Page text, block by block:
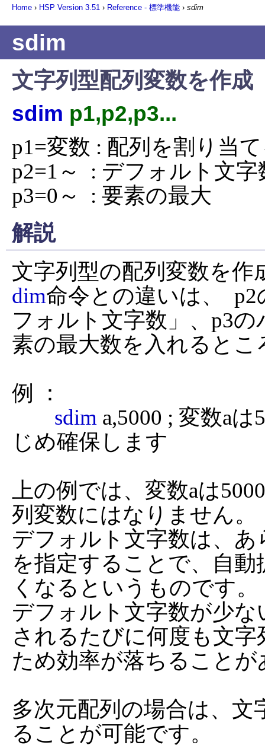
Home › HSP Version 3.51 › Reference - 標準機能 › sdim
sdim
文字列型配列変数を作成
sdim p1,p2,p3...
p1=変数 : 配列を割り当
p2=1～  : デフォルト文字
p3=0～  : 要素の最大
解説
dim命令との違いは、
フォルト文字数」、p3
素の最大数を入れるとこ
例 ：
sdim a,5000 ; 変数a
じめ確保します
上の例では、変数aは
列変数にはなりません。
デフォルト文字数は、
を指定することで、自
くなるというものです。
デフォルト文字数が少
されるたびに何度も文
ため効率が落ちることが
多次元配列の場合は、